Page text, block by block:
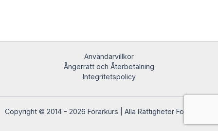
Användarvillkor
Ångerrätt och Återbetalning
Integritetspolicy
Copyright © 2014 - 2026 Förarkurs | Alla Rättigheter Förbehållna